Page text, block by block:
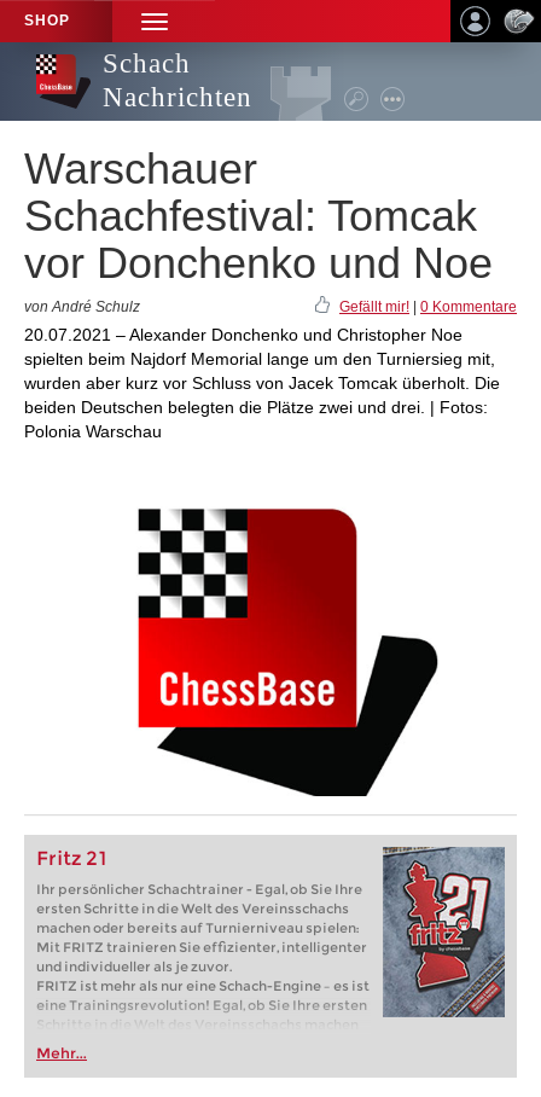
SHOP
TOGGLE
NAVIGATION
Schach
Nachrichten
Warschauer
Schachfestival: Tomcak
vor Donchenko und Noe
von André Schulz Gefällt mir! 0 Kommentare
20.07.2021 – Alexander Donchenko und Christopher Noe
spielten beim Najdorf Memorial lange um den Turniersieg mit,
wurden aber kurz vor Schluss von Jacek Tomcak überholt. Die
beiden Deutschen belegten die Plätze zwei und drei. | Fotos:
Polonia Warschau
Fritz 21
Ihr persönlicher Schachtrainer - Egal, ob Sie Ihre
ersten Schritte in die Welt des Vereinsschachs
machen oder bereits auf Turnierniveau spielen:
Mit FRITZ trainieren Sie effizienter, intelligenter
und individueller als je zuvor.
FRITZ ist mehr als nur eine Schach-Engine – es ist
eine Trainingsrevolution! Egal, ob Sie Ihre ersten
Schritte in die Welt des Vereinsschachs machen
oder bereits auf Turnierniveau spielen: Mit
FRITZ trainieren Sie effizienter, intelligenter und
individueller als je zuvor.
Mehr...